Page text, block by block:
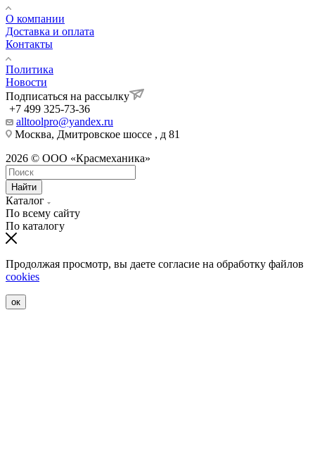
О компании
Доставка и оплата
Контакты
Политика
Новости
Подписаться на рассылку
+7 499 325-73-36
alltoolpro@yandex.ru
Москва, Дмитровское шоссе , д 81
2026 © ООО «Красмеханика»
Найти
Каталог
По всему сайту
По каталогу
Продолжая просмотр, вы даете согласие на обработку файлов
cookies
ок